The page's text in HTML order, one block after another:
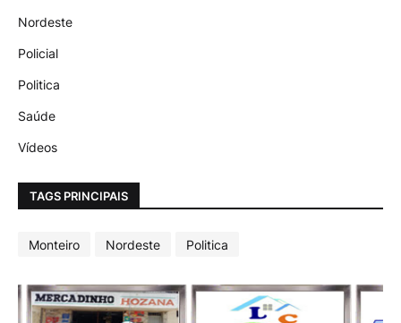
Nordeste
Policial
Politica
Saúde
Vídeos
TAGS PRINCIPAIS
Monteiro Nordeste Politica